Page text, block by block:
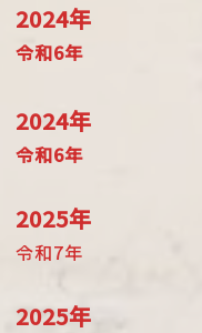
2024年
令和6年
2024年
令和6年
2025年
令和7年
2025年